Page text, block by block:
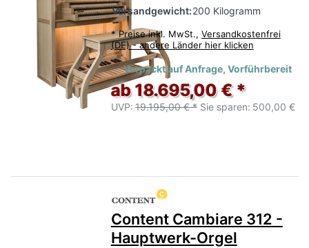
Versandgewicht:200 Kilogramm
* Preise inkl. MwSt., Versandkostenfrei
(DE) - andere Länder hier klicken
Verpackt auf Anfrage, Vorführbereit
ab 18.695,00 € *
UVP: 19.195,00 € * Sie sparen: 500,00 €
Content Cambiare 312 -
Hauptwerk-Orgel